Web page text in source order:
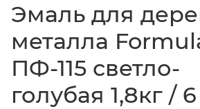
Эмаль для
металла
ПФ-115 светло-
голубая 1,8кг / 6